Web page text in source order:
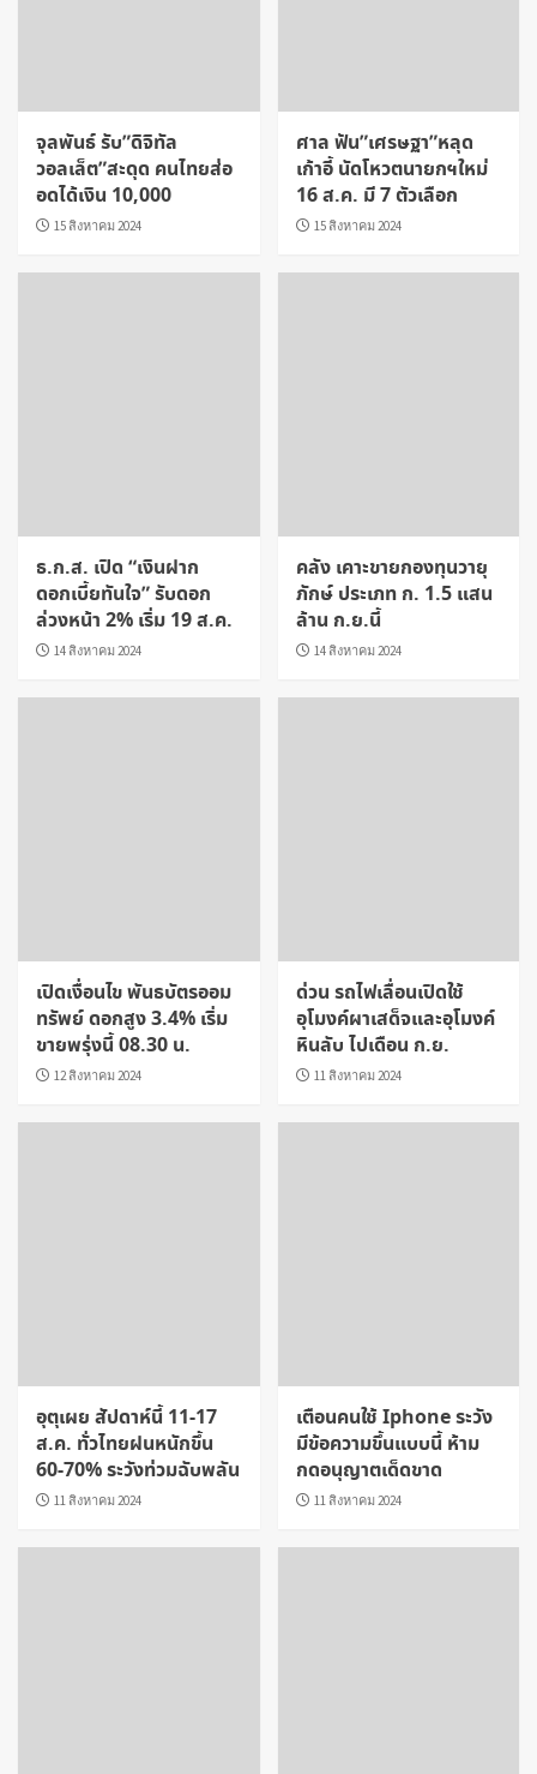
จุลพันธ์ รับ”ดิจิทัล
วอลเล็ต”สะดุด คนไทยส่อ
อดได้เงิน 10,000
15 สิงหาคม 2024
ศาล ฟัน”เศรษฐา”หลุด
เก้าอี้ นัดโหวตนายกฯใหม่
16 ส.ค. มี 7 ตัวเลือก
15 สิงหาคม 2024
ธ.ก.ส. เปิด “เงินฝาก
ดอกเบี้ยทันใจ” รับดอก
ล่วงหน้า 2% เริ่ม 19 ส.ค.
14 สิงหาคม 2024
คลัง เคาะขายกองทุนวายุ
ภักษ์ ประเภท ก. 1.5 แสน
ล้าน ก.ย.นี้
14 สิงหาคม 2024
เปิดเงื่อนไข พันธบัตรออม
ทรัพย์ ดอกสูง 3.4% เริ่ม
ขายพรุ่งนี้ 08.30 น.
12 สิงหาคม 2024
ด่วน รถไฟเลื่อนเปิดใช้
อุโมงค์ผาเสด็จและอุโมงค์
หินลับ ไปเดือน ก.ย.
11 สิงหาคม 2024
อุตุเผย สัปดาห์นี้ 11-17
ส.ค. ทั่วไทยฝนหนักขึ้น
60-70% ระวังท่วมฉับพลัน
11 สิงหาคม 2024
เตือนคนใช้ Iphone ระวัง
มีข้อความขึ้นแบบนี้ ห้าม
กดอนุญาตเด็ดขาด
11 สิงหาคม 2024